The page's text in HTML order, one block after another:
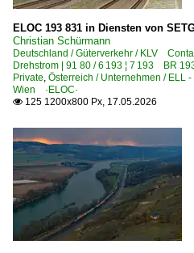
ELOC 193 831 in Diensten von
Christian Schürmann
Deutschland / Güterverkehr / KLV
Drehstrom | 91 80 / 6 193 ¦ 7 193 BR
Private, Österreich / Unternehmen / ELL
Wien ·ELOC·
 125 1200x800 Px, 17.05.2026